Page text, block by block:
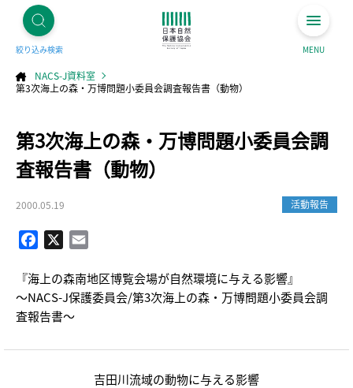
絞り込み検索 MENU
NACS-J資料室
第3次海上の森・万博問題小委員会調査報告書（動物）
第3次海上の森・万博問題小委員会調
査報告書（動物）
2000.05.19 活動報告
Facebook
『海上の森南地区博覧会場が自然環境に与える影響』
～NACS-J保護委員会/第3次海上の森・万博問題小委員会調
査報告書～
吉田川流域の動物に与える影響